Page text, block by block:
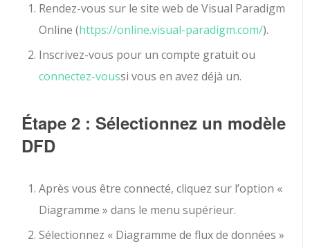
Rendez-vous sur le site web de Visual Paradigm
Online (https://online.visual-paradigm.com/).
Inscrivez-vous pour un compte gratuit ou
connectez-voussi vous en avez déjà un.
Étape 2 : Sélectionnez un modèle
DFD
Après vous être connecté, cliquez sur l’option «
Diagramme » dans le menu supérieur.
Sélectionnez « Diagramme de flux de données »